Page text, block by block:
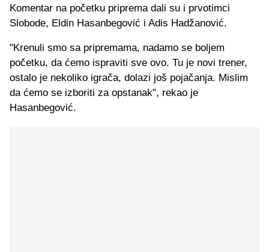
Komentar na početku priprema dali su i prvotimci
Slobode, Eldin Hasanbegović i Adis Hadžanović.
"Krenuli smo sa pripremama, nadamo se boljem
početku, da ćemo ispraviti sve ovo. Tu je novi trener,
ostalo je nekoliko igrača, dolazi još pojačanja. Mislim
da ćemo se izboriti za opstanak", rekao je
Hasanbegović.